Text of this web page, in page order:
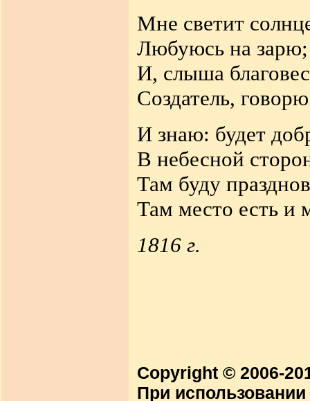
Мне светит
Любуюсь на зарю;
И, слыша
Создатель,
И знаю: будет
В небесной
Там буду
Там место есть и
1816 г.
Copyright © 2006-
При